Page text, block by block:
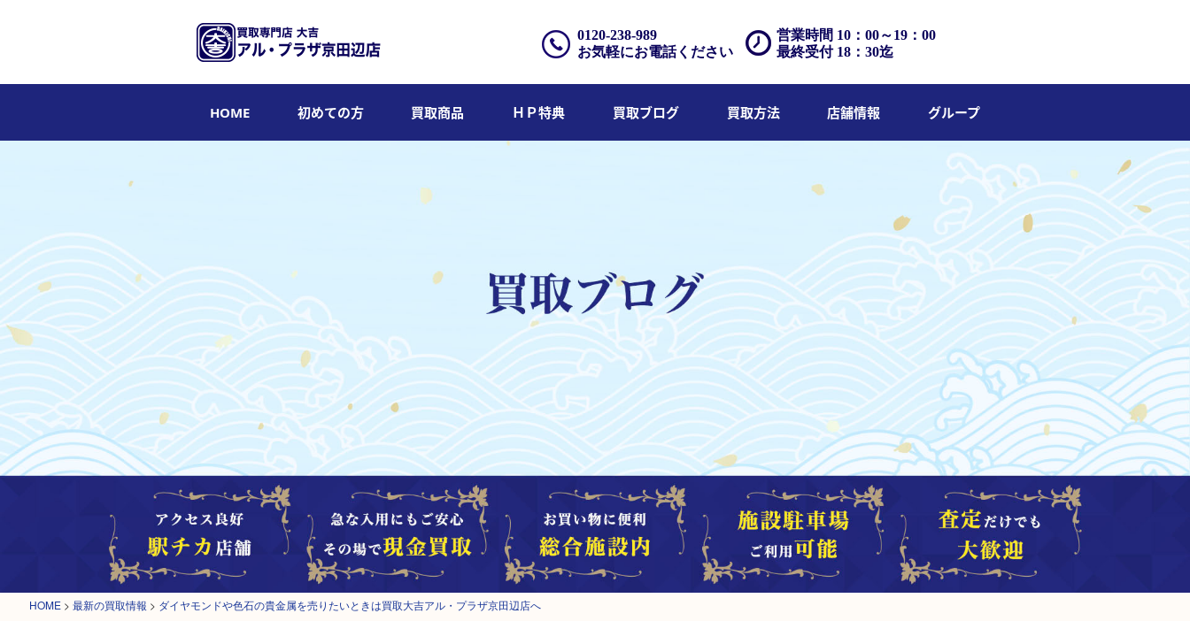
営業時間 10：00～19：00
最終受付 18：30迄
0120-238-989
お気軽にお電話ください
HOME 初めての方 買取商品 ＨＰ特典 買取ブログ 買取方法 店舗情報 グループ
HOME > 最新の買取情報 > ダイヤモンドや色石の貴金属を売りたいときは買取大吉アル・プラザ京田辺店へ